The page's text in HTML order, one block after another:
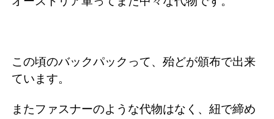
この頃のバックパックって、殆どが頒布で出来
ています。
またファスナーのような代物はなく、紐で締め